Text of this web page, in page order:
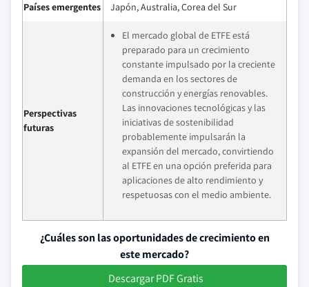
Países emergentes Japón, Australia, Corea del Sur
Perspectivas
futuras
El mercado global de ETFE está
preparado para un crecimiento
constante impulsado por la creciente
demanda en los sectores de
construcción y energías renovables.
Las innovaciones tecnológicas y las
iniciativas de sostenibilidad
probablemente impulsarán la
expansión del mercado, convirtiendo
al ETFE en una opción preferida para
aplicaciones de alto rendimiento y
respetuosas con el medio ambiente.
¿Cuáles son las oportunidades de crecimiento en
este mercado?
Descargar PDF Gratis